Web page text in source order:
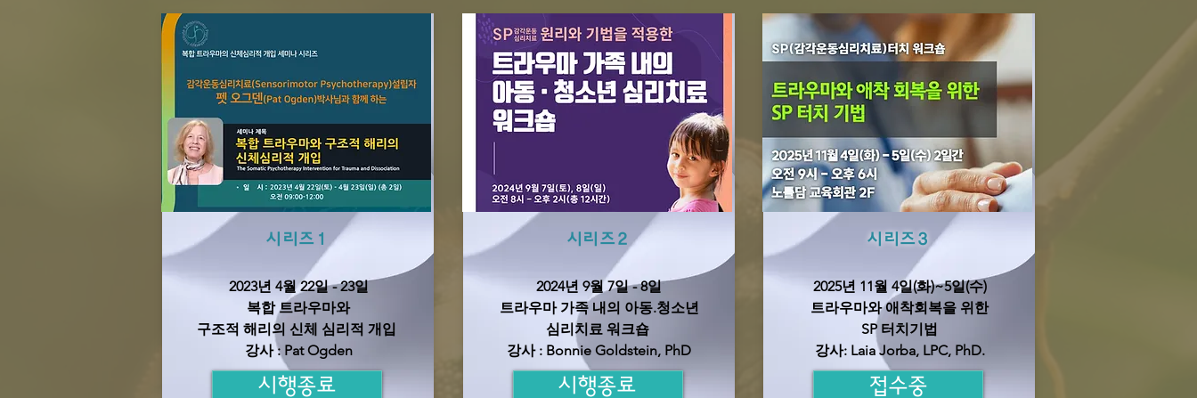
시리즈1
2023년 4월 22일 - 23일
복합 트라우마와
구조적 해리의 신체 심리적 개입
​강사 : Pat Ogden
시행종료
시리즈2
2024년 9월 7일 - 8일
트라우마 가족 내의 아동.청소년
심리치료 워크숍
​강사 : Bonnie Goldstein, PhD
시행종료
시리즈3
2025년 11월 4일(화)~5일(수)
트라우마와 애착회복을 위한
SP 터치기법
​강사: Laia Jorba, LPC, PhD.
접수중